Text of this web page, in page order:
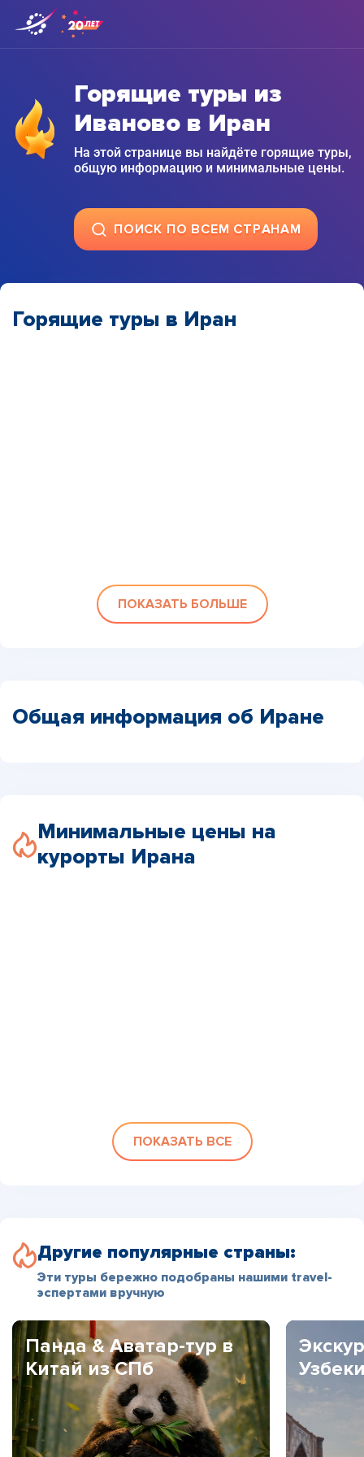
Горящие туры из
Иваново в Иран
На этой странице вы найдёте горящие туры,
общую информацию и минимальные цены.
ПОИСК ПО ВСЕМ СТРАНАМ
Горящие туры в Иран
ПОКАЗАТЬ БОЛЬШЕ
Общая информация об Иране
Минимальные цены на
курорты Ирана
ПОКАЗАТЬ ВСЕ
Другие популярные страны:
Эти туры бережно подобраны нашими travel-
эспертами вручную
Панда & Аватар-тур в
Китай из СПб